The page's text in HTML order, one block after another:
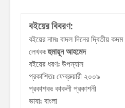
বইয়ের বিবরণ:
বইয়ের নামঃ বাদল দিনের দ্বিতীয়
লেখকঃহুমায়ূন আহমেদ
বইয়ের ধরণঃ উপন্যাস
প্রকাশিতঃ ফেব্রুয়ারী ২০০৯
প্রকাশকঃ কাকলী প্রকাশনী
ভাষাঃ বাংলা